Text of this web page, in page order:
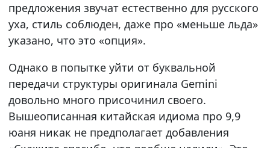
предложения звучат естественно для русского
уха, стиль соблюден, даже про «меньше льда»
указано, что это «опция».
Однако в попытке уйти от буквальной
передачи структуры оригинала Gemini
довольно много присочинил своего.
Вышеописанная китайская идиома про 9,9
юаня никак не предполагает добавления